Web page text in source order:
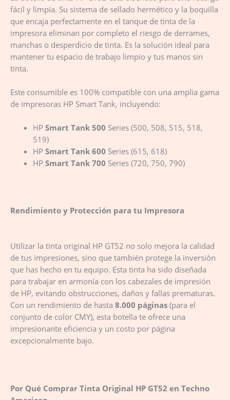
fácil y limpia. Su sistema de sellado hermético y la boquilla
que encaja perfectamente en el tanque de tinta de la
impresora eliminan por completo el riesgo de derrames,
manchas o desperdicio de tinta. Es la solución ideal para
mantener tu espacio de trabajo limpio y tus manos sin
tinta.
Este consumible es 100% compatible con una amplia gama
de impresoras HP Smart Tank, incluyendo:
HP Smart Tank 500 Series (500, 508, 515, 518,
519)
HP Smart Tank 600 Series (615, 618)
HP Smart Tank 700 Series (720, 750, 790)
Rendimiento y Protección para tu Impresora
Utilizar la tinta original HP GT52 no solo mejora la calidad
de tus impresiones, sino que también protege la inversión
que has hecho en tu equipo. Esta tinta ha sido diseñada
para trabajar en armonía con los cabezales de impresión
de HP, evitando obstrucciones, daños y fallas prematuras.
Con un rendimiento de hasta 8.000 páginas (para el
conjunto de color CMY), esta botella te ofrece una
impresionante eficiencia y un costo por página
excepcionalmente bajo.
Por Qué Comprar Tinta Original HP GT52 en Techno